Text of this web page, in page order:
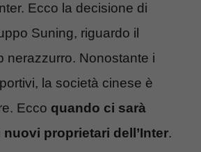
Ecco la decisione di
Suning, riguardo il
nerazzurro. Nonostante i
la società cinese è
Ecco quando ci sarà
nuovi proprietari dell’Inter.